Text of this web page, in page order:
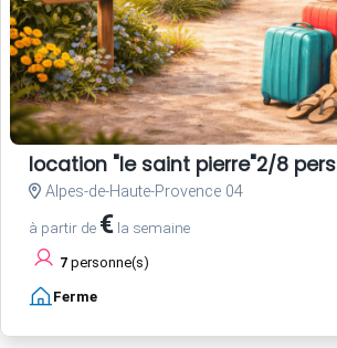
location "le saint pierre"2/8 pers
Alpes-de-Haute-Provence 04
à partir de € la semaine
7 personne(s)
Ferme